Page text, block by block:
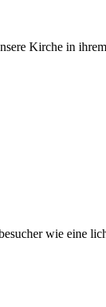
Kirche in
wie eine